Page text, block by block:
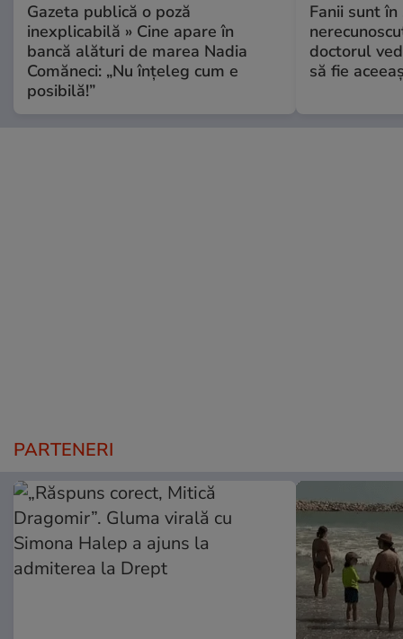
Gazeta publică o poză
inexplicabilă » Cine apare în
bancă alături de marea Nadia
Comăneci: „Nu înțeleg cum e
posibilă!”
Fanii sunt în
doctorul
să fie
PARTENERI